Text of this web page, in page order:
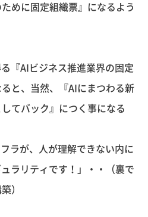
めに固定組織票』になるよう
『AIビジネス推進業界の固定
と、当然、『AIにまつわる新
てバック』につく事になる
ラが、人が理解できない内に
ラリティです！」・・（裏で
）